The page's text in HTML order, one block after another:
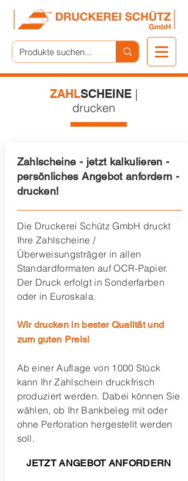
ZAHLSCHEINE |
drucken
Zahlscheine - jetzt kalkulieren -
persönliches Angebot anfordern -
drucken!
Die Druckerei Schütz GmbH druckt
Ihre Zahlscheine /
Überweisungsträger in allen
Standardformaten auf OCR-Papier.
Der Druck erfolgt in Sonderfarben
oder in Euroskala.
Wir drucken in bester Qualität und
zum guten Preis!
Ab einer Auflage von 1000 Stück
kann Ihr Zahlschein druckfrisch
produziert werden. Dabei können Sie
wählen, ob Ihr Bankbeleg mit oder
ohne Perforation hergestellt werden
soll.
JETZT ANGEBOT ANFORDERN